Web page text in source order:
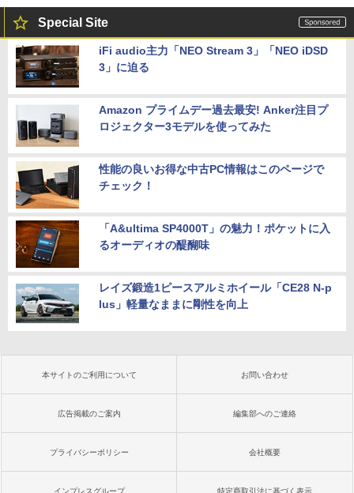
Special Site
iFi audio主力「NEO Stream 3」「NEO iDSD
3」に迫る
Amazon プライムデー過去最安! Anker注目プ
ロジェクター3モデルを使ってみた
性能の良いお得な中古PC情報はこのページで
チェック！
「A&ultima SP4000T」の魅力！ポケットに入
るオーディオの醍醐味
レイズ鍛造1ピースアルミホイール「CE28 N-p
lus」軽量なままに剛性を向上
本サイトのご利用について お問い合わせ
広告掲載のご案内 編集部へのご連絡
プライバシーポリシー 会社概要
インプレスグループ 特定商取引法に基づく表示